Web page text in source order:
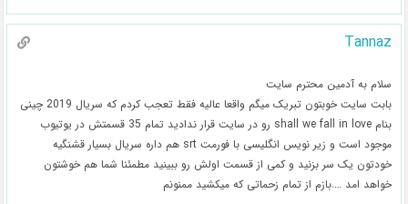
Tannaz
سلام به آدمین محترم سایت
بابت سایت خوبتون تبریک میگم واقعا عالیه فقط تعجب کردم که سریال 2019 چینی
بنام shall we fall in love رو در سایت قرار ندادید تمام 35 قسمتش در یوتیوب
موجود است و زیر نویس انگلیسی با فورمت srt هم داره سریال بسیار قشنگیه
خودتون یک سر بزنید و کمی از قسمت اولش رو ببینید مطمئنا شما هم خوشتون
خواهد امد ….بازم از تمام زحماتی که میکشید ممنونم